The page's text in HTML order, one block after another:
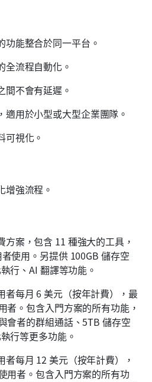
功能整合於同一平台。
全流程自動化。
間不會有延遲。
適用於小型或大型企業團隊。
可視化。
增強流程。
方案，包含 11 種強大的工具，
使用。另提供 100GB 儲存空
行、AI 翻譯等功能。
者每月 6 美元（按年計費），最
者。包含入門方案的所有功能，
會者的群組通話、5TB 儲存空
行等更多功能。
者每月 12 美元（按年計費），
用者。包含入門方案的所有功